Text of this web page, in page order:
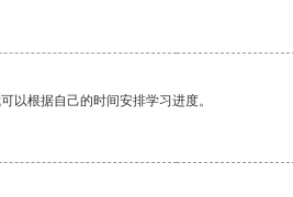
以根据自己的时间安排学习进度。